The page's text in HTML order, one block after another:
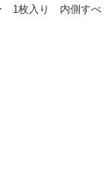
1枚入り 内側すべ